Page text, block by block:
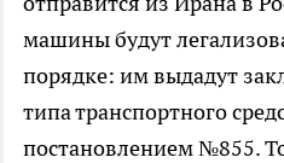
машины будут
порядке: им выдадут
типа транспортного
постановлением №855.